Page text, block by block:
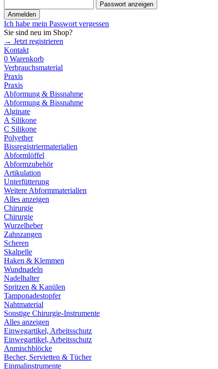
Passwort anzeigen
Anmelden
Ich habe mein Passwort vergessen
Sie sind neu im Shop?
→ Jetzt registrieren
Kontakt
0 Warenkorb
Verbrauchsmaterial
Praxis
Praxis
Abformung & Bissnahme
Abformung & Bissnahme
Alginate
A Silikone
C Silikone
Polyether
Bissregistriermaterialien
Abformlöffel
Abformzubehör
Artikulation
Unterfütterung
Weitere Abformmaterialien
Alles anzeigen
Chirurgie
Chirurgie
Wurzelheber
Zahnzangen
Scheren
Skalpelle
Haken & Klemmen
Wundnadeln
Nadelhalter
Spritzen & Kanülen
Tamponadestopfer
Nahtmaterial
Sonstige Chirurgie-Instrumente
Alles anzeigen
Einwegartikel, Arbeitsschutz
Einwegartikel, Arbeitsschutz
Anmischblöcke
Becher, Servietten & Tücher
Einmalinstrumente